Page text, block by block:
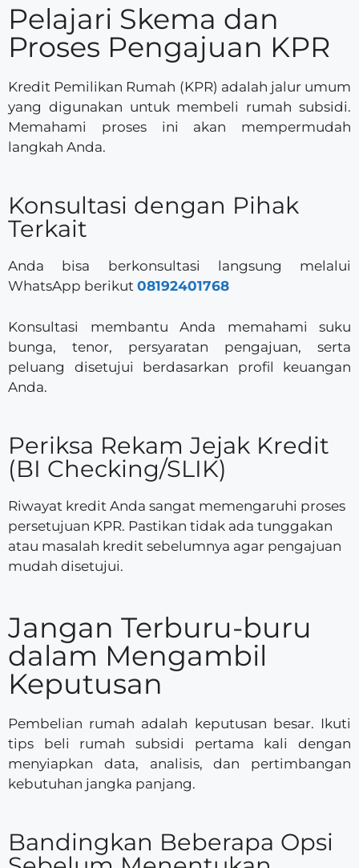
Pelajari Skema dan
Proses Pengajuan KPR
Kredit Pemilikan Rumah (KPR) adalah jalur umum
yang digunakan untuk membeli rumah subsidi.
Memahami proses ini akan mempermudah
langkah Anda.
Konsultasi dengan Pihak
Terkait
Anda bisa berkonsultasi langsung melalui
WhatsApp berikut 08192401768
Konsultasi membantu Anda memahami suku
bunga, tenor, persyaratan pengajuan, serta
peluang disetujui berdasarkan profil keuangan
Anda.
Periksa Rekam Jejak Kredit
(BI Checking/SLIK)
Riwayat kredit Anda sangat memengaruhi proses
persetujuan KPR. Pastikan tidak ada tunggakan
atau masalah kredit sebelumnya agar pengajuan
mudah disetujui.
Jangan Terburu-buru
dalam Mengambil
Keputusan
Pembelian rumah adalah keputusan besar. Ikuti
tips beli rumah subsidi pertama kali dengan
menyiapkan data, analisis, dan pertimbangan
kebutuhan jangka panjang.
Bandingkan Beberapa Opsi